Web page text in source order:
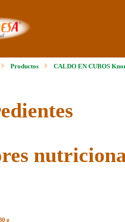
Productos CALDO EN CUBOS
g